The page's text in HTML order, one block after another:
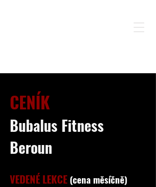
CENÍK
Bubalus Fitness
Beroun
VEDENÉ LEKCE (cena měsíčně)